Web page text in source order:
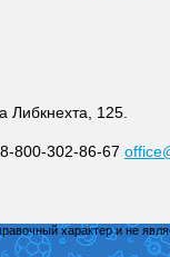
Либкнехта, 125.
800-302-86-67
характер и не